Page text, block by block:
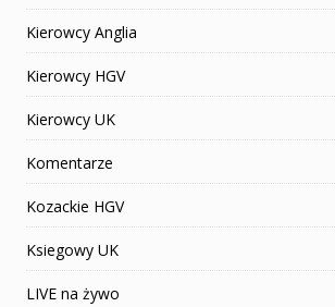
Kierowcy Anglia
Kierowcy HGV
Kierowcy UK
Komentarze
Kozackie HGV
Ksiegowy UK
LIVE na żywo